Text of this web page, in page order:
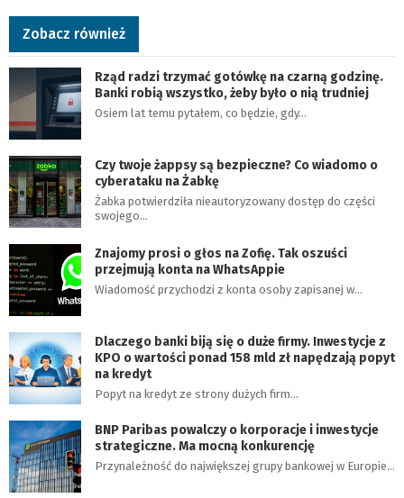
Zobacz również
Rząd radzi trzymać gotówkę na czarną godzinę.
Banki robią wszystko, żeby było o nią trudniej
Osiem lat temu pytałem, co będzie, gdy…
Czy twoje żappsy są bezpieczne? Co wiadomo o
cyberataku na Żabkę
Żabka potwierdziła nieautoryzowany dostęp do części
swojego…
Znajomy prosi o głos na Zofię. Tak oszuści
przejmują konta na WhatsAppie
Wiadomość przychodzi z konta osoby zapisanej w…
Dlaczego banki biją się o duże firmy. Inwestycje z
KPO o wartości ponad 158 mld zł napędzają popyt
na kredyt
Popyt na kredyt ze strony dużych firm…
BNP Paribas powalczy o korporacje i inwestycje
strategiczne. Ma mocną konkurencję
Przynależność do największej grupy bankowej w Europie…